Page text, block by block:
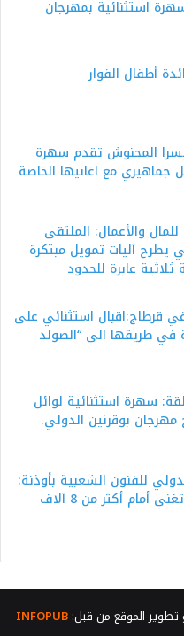
استثنائية بمهرجان
أطفال الفوار
المحنوش تقدم سهرة
جماهيري مع اغانيها الخاصة
والأعمال: الملتقى
يطرح آليات تمويل مبتكرة
عابرة للحدود
قرطاج:اقبال استثنائي على
في طريقها الى “الصولد
سهرة استثنائية لوائل
بوقرنين الدولي.
للفنون الشعبية بأوذنة:
نجلاء التونسية تغني أمام أكثر من 8 آلاف
INFOPUB